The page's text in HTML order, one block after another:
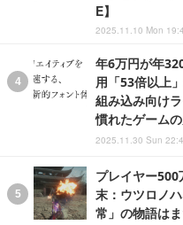
E】
2025.11.10 Mon
年6万円が年
用「53倍以上
組み込み向け
慣れたゲーム
2025.11.30 Sun
プレイヤー
末：ウツロノ
常」の物語は